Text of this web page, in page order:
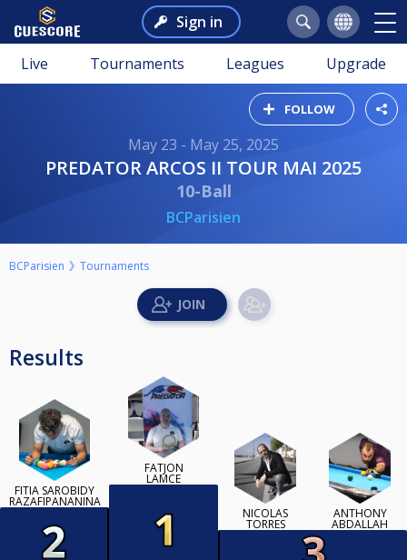
Sign in
Live Tournaments Leagues Upgrade
FOLLOW
May 23 - May 25, 2025
PREDATOR ARCOS II TOUR MAI 2025
10-Ball
BCParisien
BCParisien Tournaments
Results
FITIA SAROBIDY
RAZAFIPANANINA
FATJON
LAMCE
NICOLAS
TORRES
ANTHONY
ABDALLAH